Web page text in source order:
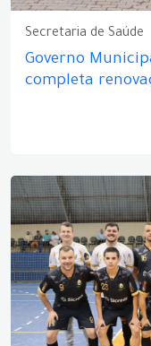
Secretaria de Saúde
Governo
completa